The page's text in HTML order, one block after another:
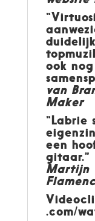
ook
van
Maker
“Labrie
een
gitaar.”
Martijn
.com/